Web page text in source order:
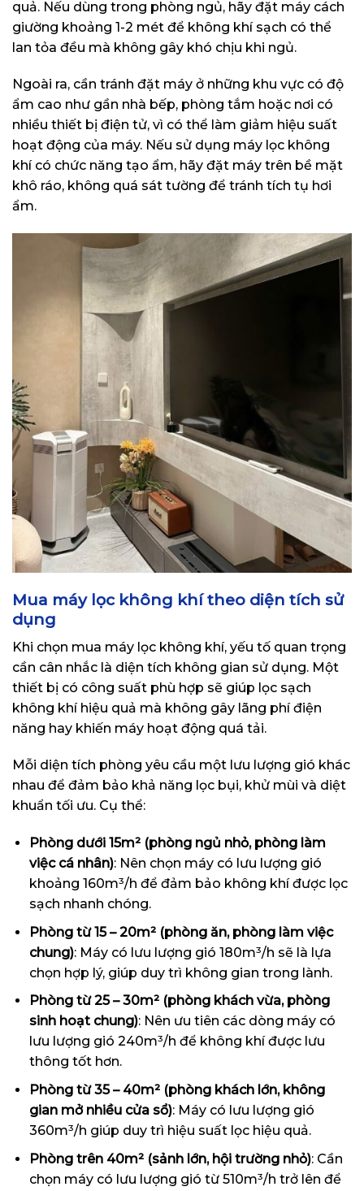
quả. Nếu dùng trong phòng ngủ, hãy đặt máy cách
giường khoảng 1-2 mét để không khí sạch có thể
lan tỏa đều mà không gây khó chịu khi ngủ.
Ngoài ra, cần tránh đặt máy ở những khu vực có độ
ẩm cao như gần nhà bếp, phòng tắm hoặc nơi có
nhiều thiết bị điện tử, vì có thể làm giảm hiệu suất
hoạt động của máy. Nếu sử dụng máy lọc không
khí có chức năng tạo ẩm, hãy đặt máy trên bề mặt
khô ráo, không quá sát tường để tránh tích tụ hơi
ẩm.
Mua máy lọc không khí theo diện tích sử
dụng
Khi chọn mua máy lọc không khí, yếu tố quan trọng
cần cân nhắc là diện tích không gian sử dụng. Một
thiết bị có công suất phù hợp sẽ giúp lọc sạch
không khí hiệu quả mà không gây lãng phí điện
năng hay khiến máy hoạt động quá tải.
Mỗi diện tích phòng yêu cầu một lưu lượng gió khác
nhau để đảm bảo khả năng lọc bụi, khử mùi và diệt
khuẩn tối ưu. Cụ thể:
Phòng dưới 15m² (phòng ngủ nhỏ, phòng làm
việc cá nhân): Nên chọn máy có lưu lượng gió
khoảng 160m³/h để đảm bảo không khí được lọc
sạch nhanh chóng.
Phòng từ 15 – 20m² (phòng ăn, phòng làm việc
chung): Máy có lưu lượng gió 180m³/h sẽ là lựa
chọn hợp lý, giúp duy trì không gian trong lành.
Phòng từ 25 – 30m² (phòng khách vừa, phòng
sinh hoạt chung): Nên ưu tiên các dòng máy có
lưu lượng gió 240m³/h để không khí được lưu
thông tốt hơn.
Phòng từ 35 – 40m² (phòng khách lớn, không
gian mở nhiều cửa sổ): Máy có lưu lượng gió
360m³/h giúp duy trì hiệu suất lọc hiệu quả.
Phòng trên 40m² (sảnh lớn, hội trường nhỏ): Cần
chọn máy có lưu lượng gió từ 510m³/h trở lên để